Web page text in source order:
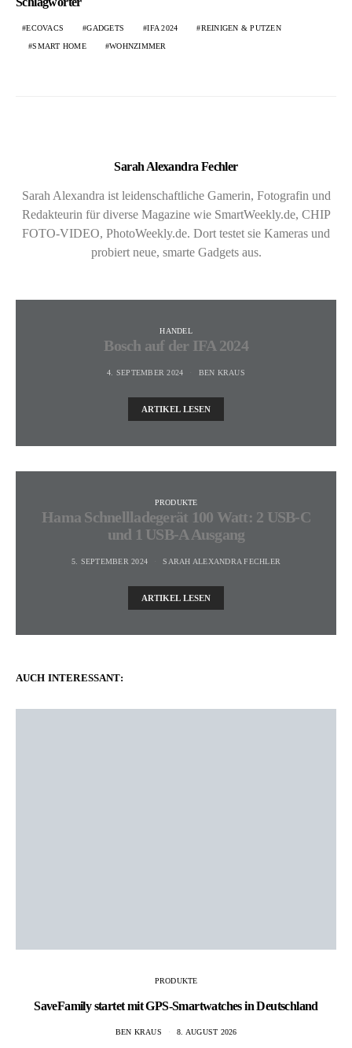
ECOVACS GADGETS IFA 2024 REINIGEN & PUTZEN
SMART HOME WOHNZIMMER
Sarah Alexandra Fechler
Sarah Alexandra ist leidenschaftliche Gamerin, Fotografin und
Redakteurin für diverse Magazine wie SmartWeekly.de, CHIP
FOTO-VIDEO, PhotoWeekly.de. Dort testet sie Kameras und
probiert neue, smarte Gadgets aus.
HANDEL
Bosch auf der IFA 2024
4. SEPTEMBER 2024 BEN KRAUS
ARTIKEL LESEN
PRODUKTE
Hama Schnellladegerät 100 Watt: 2 USB-C
und 1 USB-A Ausgang
5. SEPTEMBER 2024 SARAH ALEXANDRA FECHLER
ARTIKEL LESEN
AUCH INTERESSANT:
PRODUKTE
SaveFamily startet mit GPS-Smartwatches in Deutschland
BEN KRAUS 8. AUGUST 2026